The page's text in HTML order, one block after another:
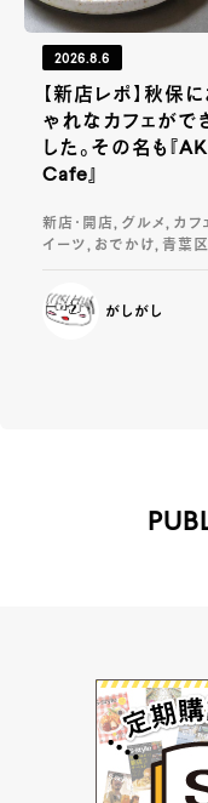
2026.8.6
【新店レポ】秋保に
ゃれなカフェがで
した。その名も『
Cafe』
新店・開店, グルメ, カフ
イーツ, おでかけ, 青葉区
がしがし